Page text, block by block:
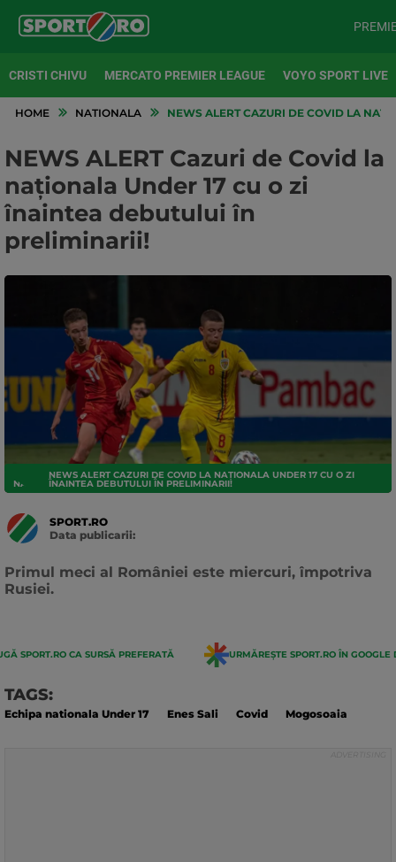
CRISTI CHIVU MERCATO PREMIER LEAGUE VOYO SPORT LIVE
HOME NATIONALA NEWS ALERT CAZURI DE COVID LA
NEWS ALERT Cazuri de Covid la
naționala Under 17 cu o zi
înaintea debutului în
preliminarii!
NATIONALA
NEWS ALERT CAZURI DE COVID LA NAȚIONALA UNDER 17 CU O ZI
ÎNAINTEA DEBUTULUI ÎN PRELIMINARII!
SPORT.RO
Data publicarii:
Primul meci al României este miercuri, împotriva
Rusiei.
SPORT.RO CA SURSĂ PREFERATĂ URMĂREȘTE SPORT.RO ÎN GOOGLE
TAGS:
Echipa nationala Under 17 Enes Sali Covid Mogosoaia